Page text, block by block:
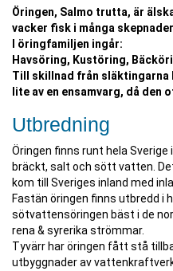
Öringen, Salmo trutta, är
vacker fisk i många
I öringfamiljen ingår:
Havsöring, Kustöring,
Till skillnad från släktingarna
lite av en ensamvarg, då
Utbredning
Öringen finns runt hela Sverige
bräckt, salt och sött vatten.
kom till Sveriges inland med
Fastän öringen finns utbredd i
sötvattensöringen bäst i de
rena & syrerika strömmar.
Tyvärr har öringen fått stå
utbyggnader av